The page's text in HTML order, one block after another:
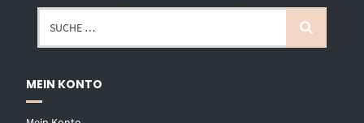
MEIN KONTO